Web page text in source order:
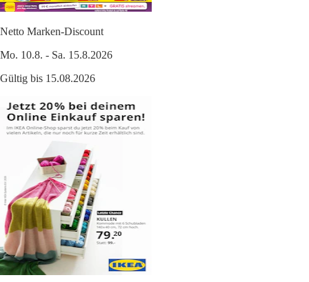
Netto Marken-Discount
Mo. 10.8. - Sa. 15.8.2026
Gültig bis 15.08.2026